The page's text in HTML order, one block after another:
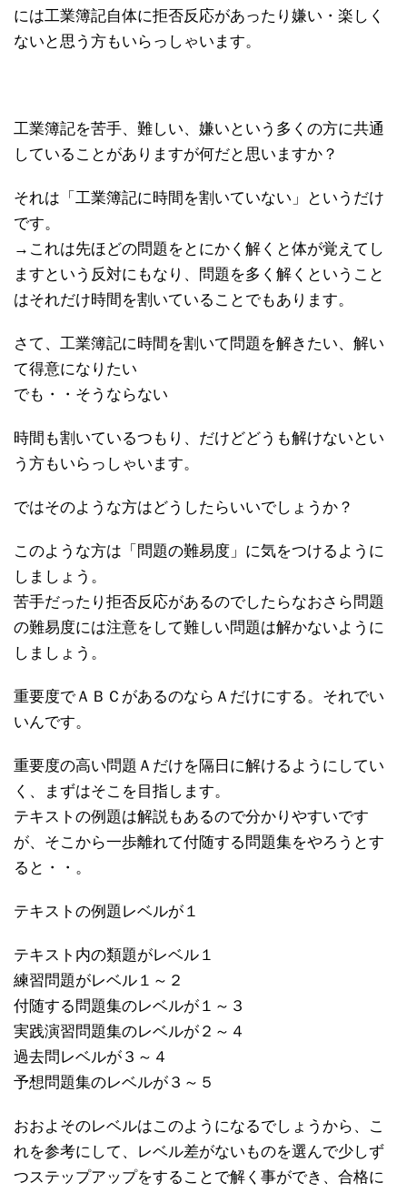
には工業簿記自体に拒否反応があったり嫌い・楽しく
ないと思う方もいらっしゃいます。
工業簿記を苦手、難しい、嫌いという多くの方に共通
していることがありますが何だと思いますか？
それは「工業簿記に時間を割いていない」というだけ
です。
→これは先ほどの問題をとにかく解くと体が覚えてし
ますという反対にもなり、問題を多く解くということ
はそれだけ時間を割いていることでもあります。
さて、工業簿記に時間を割いて問題を解きたい、解い
て得意になりたい
でも・・そうならない
時間も割いているつもり、だけどどうも解けないとい
う方もいらっしゃいます。
ではそのような方はどうしたらいいでしょうか？
このような方は「問題の難易度」に気をつけるように
しましょう。
苦手だったり拒否反応があるのでしたらなおさら問題
の難易度には注意をして難しい問題は解かないように
しましょう。
重要度でＡＢＣがあるのならＡだけにする。それでい
いんです。
重要度の高い問題Ａだけを隔日に解けるようにしてい
く、まずはそこを目指します。
テキストの例題は解説もあるので分かりやすいです
が、そこから一歩離れて付随する問題集をやろうとす
ると・・。
テキストの例題レベルが１
テキスト内の類題がレベル１
練習問題がレベル１～２
付随する問題集のレベルが１～３
実践演習問題集のレベルが２～４
過去問レベルが３～４
予想問題集のレベルが３～５
おおよそのレベルはこのようになるでしょうから、こ
れを参考にして、レベル差がないものを選んで少しず
つステップアップをすることで解く事ができ、合格に